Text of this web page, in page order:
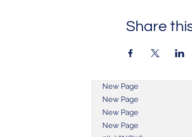
Share
New Page
New Page
New Page
New Page